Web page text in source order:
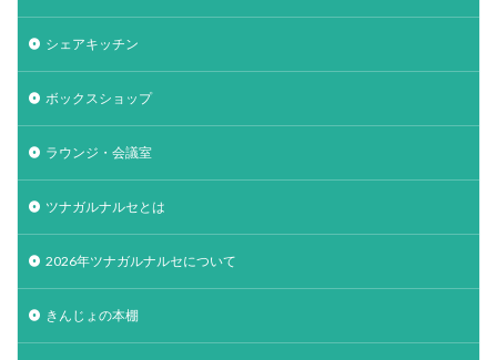
シェアキッチン
ボックスショップ
ラウンジ・会議室
ツナガルナルセとは
2026年ツナガルナルセについて
きんじょの本棚